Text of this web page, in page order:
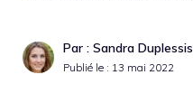
Par : Sandra Duplessis
Publié le : 13 mai 2022